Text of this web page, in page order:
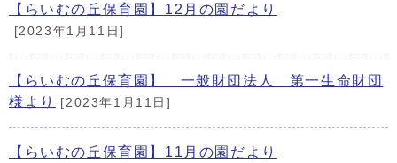
【らいむの丘保育園】12月の園だより
[2023年1月11日]
【らいむの丘保育園】 一般財団法人 第一生命財団
様より
[2023年1月11日]
【らいむの丘保育園】11月の園だより